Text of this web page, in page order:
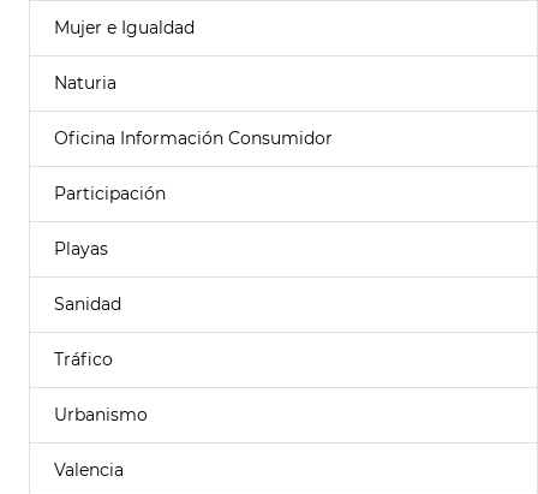
Mujer e Igualdad
Naturia
Oficina Información Consumidor
Participación
Playas
Sanidad
Tráfico
Urbanismo
Valencia